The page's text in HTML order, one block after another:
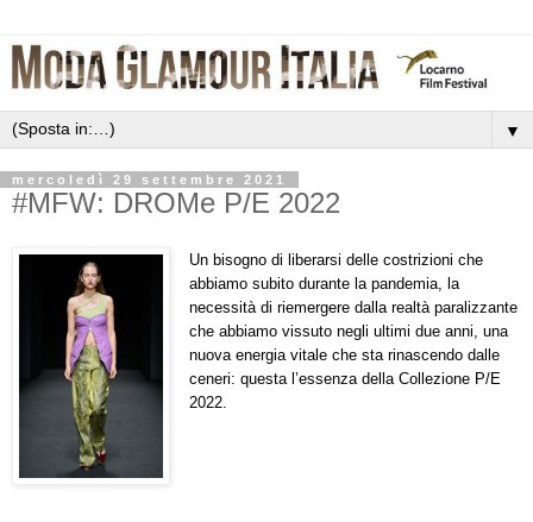
▼
mercoledì 29 settembre 2021
#MFW: DROMe P/E 2022
Un bisogno di liberarsi delle costrizioni che
abbiamo subito durante la pandemia, la
necessità di riemergere dalla realtà paralizzante
che abbiamo vissuto negli ultimi due anni, una
nuova energia vitale che sta rinascendo dalle
ceneri: questa l’essenza della Collezione P/E
2022.